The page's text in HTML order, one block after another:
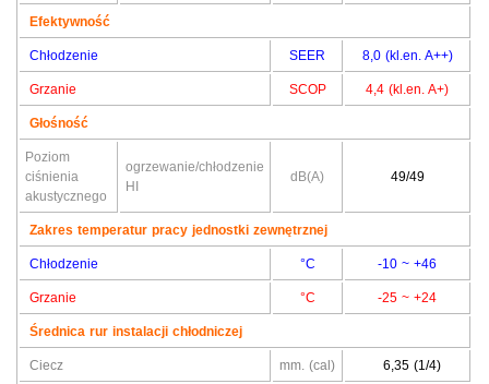
Efektywność
Chłodzenie SEER 8,0 (kl.en. A++)
Grzanie SCOP 4,4 (kl.en. A+)
Głośność
Poziom
ciśnienia
akustycznego
ogrzewanie/chłodzenie
HI
dB(A) 49/49
Zakres temperatur pracy jednostki zewnętrznej
Chłodzenie °C -10 ~ +46
Grzanie °C -25 ~ +24
Średnica rur instalacji chłodniczej
Ciecz mm. (cal) 6,35 (1/4)